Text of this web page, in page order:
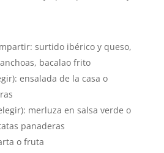
surtido ibérico y queso,
bacalao frito
ensalada de la casa o
merluza en salsa verde o
panaderas
o fruta